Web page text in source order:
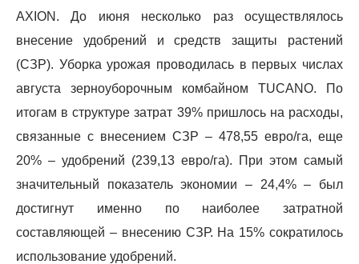
AXION. До июня несколько раз осуществлялось
внесение удобрений и средств защиты растений
(СЗР). Уборка урожая проводилась в первых числах
августа зерноуборочным комбайном TUCANO. По
итогам в структуре затрат 39% пришлось на расходы,
связанные с внесением СЗР – 478,55 евро/га, еще
20% – удобрений (239,13 евро/га). При этом самый
значительный показатель экономии – 24,4% – был
достигнут именно по наиболее затратной
составляющей – внесению СЗР. На 15% сократилось
использование удобрений.